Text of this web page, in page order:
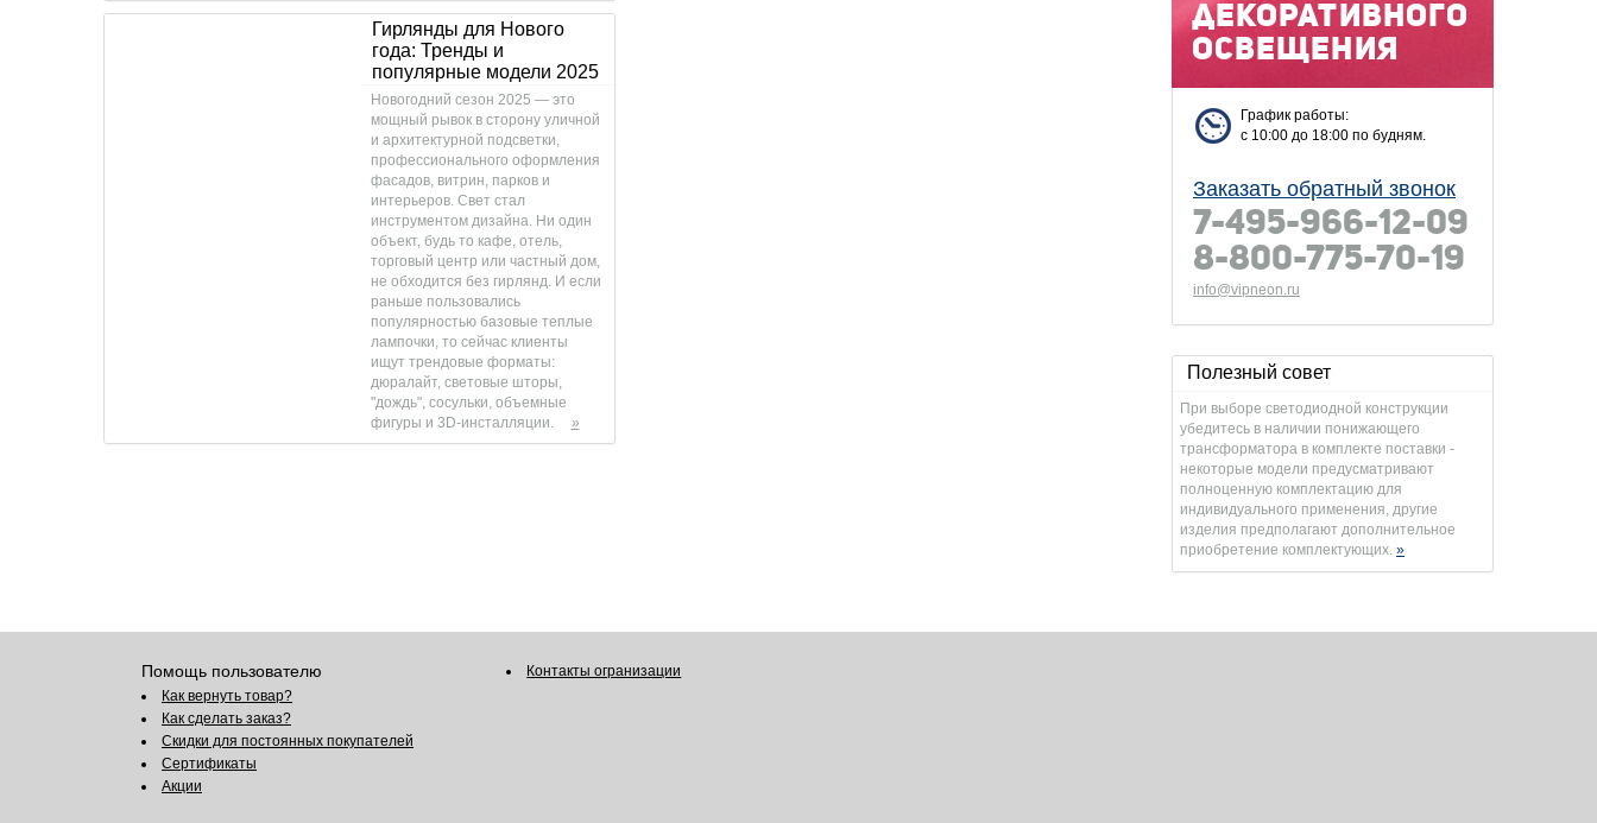
декоративного
освещения
График работы:
с 10:00 до 18:00 по будням.
Заказать обратный звонок
7-495-966-12-09
8-800-775-70-19
info@vipneon.ru
Полезный совет
При выборе светодиодной конструкции
убедитесь в наличии понижающего
трансформатора в комплекте поставки -
некоторые модели предусматривают
полноценную комплектацию для
индивидуального применения, другие
изделия предполагают дополнительное
приобретение комплектующих. »
Гирлянды для Нового
года: Тренды и
популярные модели 2025
Новогодний сезон 2025 — это
мощный рывок в сторону уличной
и архитектурной подсветки,
профессионального оформления
фасадов, витрин, парков и
интерьеров. Свет стал
инструментом дизайна. Ни один
объект, будь то кафе, отель,
торговый центр или частный дом,
не обходится без гирлянд. И если
раньше пользовались
популярностью базовые теплые
лампочки, то сейчас клиенты
ищут трендовые форматы:
дюралайт, световые шторы,
"дождь", сосульки, объемные
фигуры и 3D-инсталляции.
»
Помощь пользователю
Как вернуть товар?
Как сделать заказ?
Скидки для постоянных покупателей
Сертификаты
Акции
Контакты огранизации